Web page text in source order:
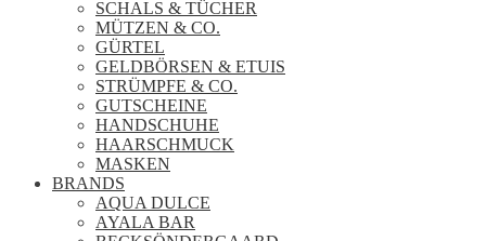
SCHALS & TÜCHER
MÜTZEN & CO.
GÜRTEL
GELDBÖRSEN & ETUIS
STRÜMPFE & CO.
GUTSCHEINE
HANDSCHUHE
HAARSCHMUCK
MASKEN
BRANDS
AQUA DULCE
AYALA BAR